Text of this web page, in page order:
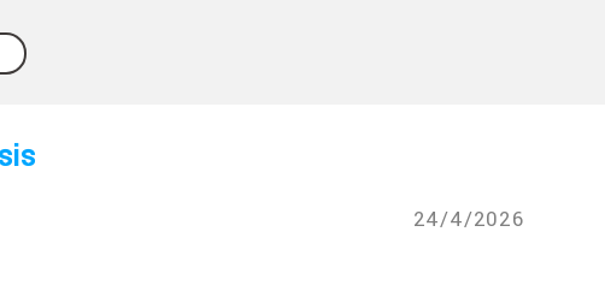
24/4/2026